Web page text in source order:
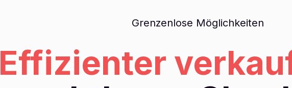
Grenzenlose Möglichkeiten
Effizienter